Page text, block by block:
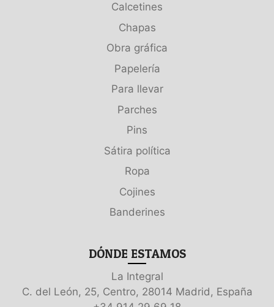
Calcetines
Chapas
Obra gráfica
Papelería
Para llevar
Parches
Pins
Sátira política
Ropa
Cojines
Banderines
DÓNDE ESTAMOS
La Integral
C. del León, 25, Centro, 28014 Madrid, España